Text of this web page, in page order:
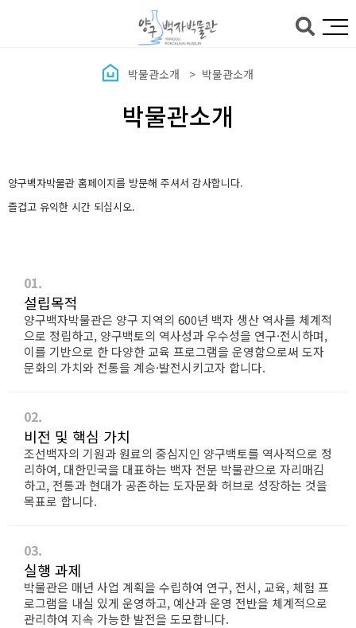
박물관소개 박물관소개
박물관소개
양구백자박물관 홈페이지를 방문해 주셔서 감사합니다.
즐겁고 유익한 시간 되십시오.
01.
설립목적
양구백자박물관은 양구 지역의 600년 백자 생산 역사를 체계적
으로 정립하고, 양구백토의 역사성과 우수성을 연구·전시하며,
이를 기반으로 한 다양한 교육 프로그램을 운영함으로써 도자
문화의 가치와 전통을 계승·발전시키고자 합니다.
02.
비전 및 핵심 가치
조선백자의 기원과 원료의 중심지인 양구백토를 역사적으로 정
리하여, 대한민국을 대표하는 백자 전문 박물관으로 자리매김
하고, 전통과 현대가 공존하는 도자문화 허브로 성장하는 것을
목표로 합니다.
03.
실행 과제
박물관은 매년 사업 계획을 수립하여 연구, 전시, 교육, 체험 프
로그램을 내실 있게 운영하고, 예산과 운영 전반을 체계적으로
관리하여 지속 가능한 발전을 도모합니다.